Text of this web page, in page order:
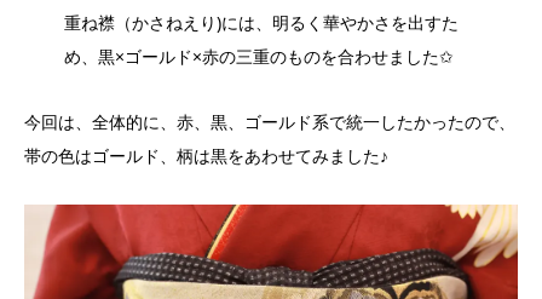
重ね襟（かさねえり)には、明るく華やかさを出すた
め、黒×ゴールド×赤の三重のものを合わせました✩
今回は、全体的に、赤、黒、ゴールド系で統一したかったので、
帯の色はゴールド、柄は黒をあわせてみました♪